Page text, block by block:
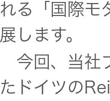
れる「国際モ
展します。
今回、当社
たドイツの